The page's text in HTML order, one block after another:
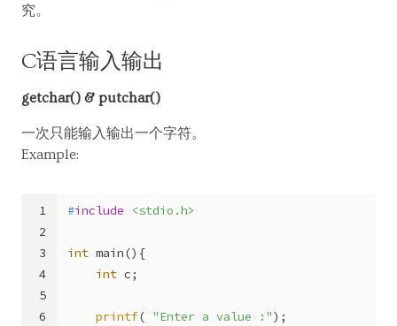
究。
C语言输入输出
getchar() & putchar()
一次只能输入输出一个字符。
Example:
1
2
3
4
5
6
#include <stdio.h>
int main() {
int c;
printf( "Enter a value :");